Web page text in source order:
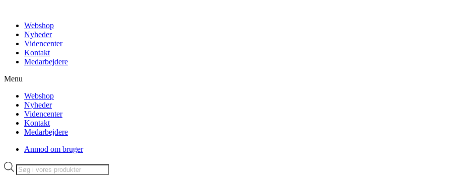
indholdWebshop
Nyheder
Videncenter
Kontakt
Medarbejdere
Menu
Webshop
Nyheder
Videncenter
Kontakt
Medarbejdere
Anmod om bruger
Products
search